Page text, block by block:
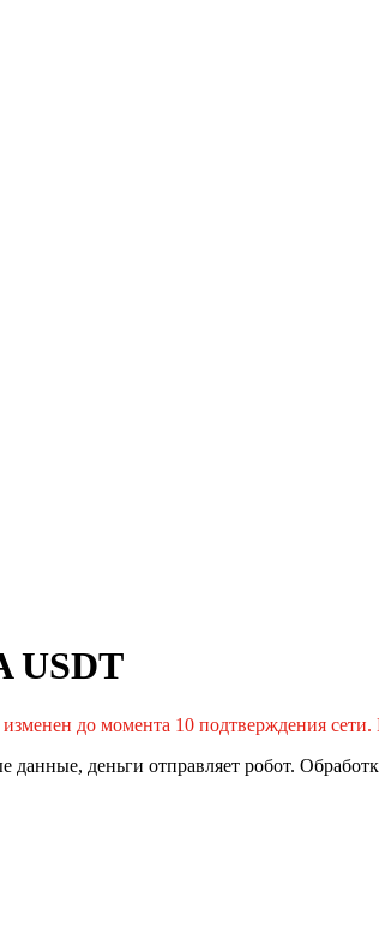
USDT
до момента 10 подтверждения
деньги отправляет робот.